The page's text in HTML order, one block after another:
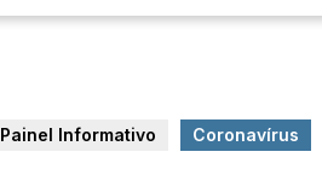
Painel Informativo Coronavírus